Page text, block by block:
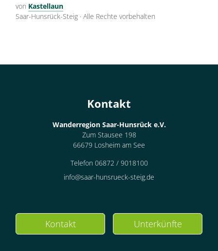
von Kastellaun
Saar-Hunsrück-Steig · Alle Rechte vorbehalten
Kontakt
Wanderregion Saar-Hunsrück e.V.
Zum Stausee 198
66679 Losheim am See
Telefon 06872 / 9018100
info@saar-hunsrueck-steig.de
Kontakt Unterkünfte